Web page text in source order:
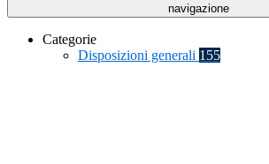
navigazione
Categorie
Disposizioni generali 155